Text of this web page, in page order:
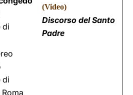
di
(Video)
Discorso del Santo
Padre
di